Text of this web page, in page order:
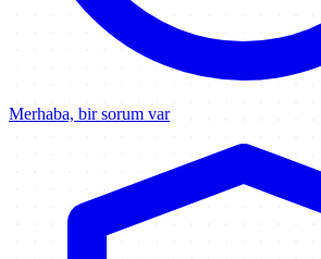
Merhaba, bir sorum var